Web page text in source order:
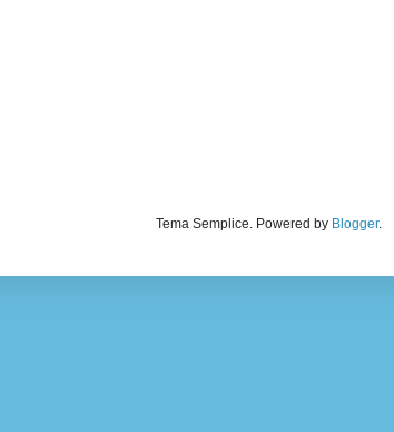
Tema Semplice. Powered by Blogger.